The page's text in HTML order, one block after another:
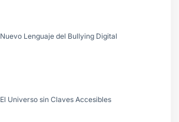
Nuevo Lenguaje del Bullying Digital
El Universo sin Claves Accesibles